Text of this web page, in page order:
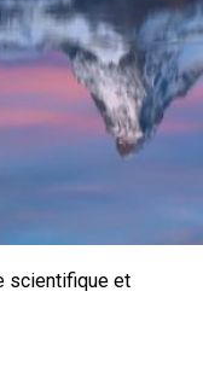
scientifique et